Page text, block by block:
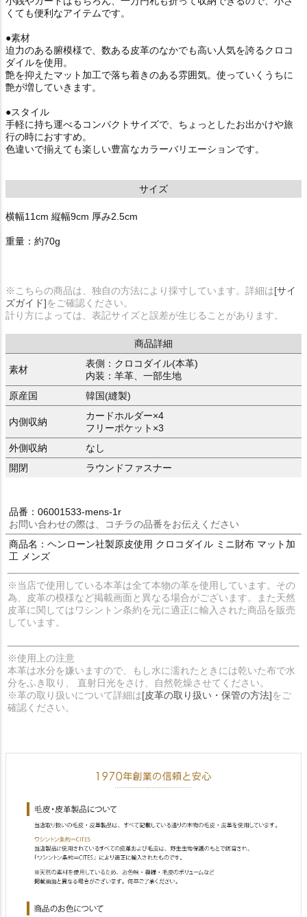
くても便利なアイテムです。
●素材
迫力のある腑模様で、数ある皮革のなかでも高い人気を誇るクロコ
ダイルを使用。
艶を抑えたマット加工で落ち着きのある雰囲気。使っていくうちに
艶が増していきます。
●スタイル
手軽に持ち運べるコンパクトサイズで、ちょっとしたお出かけや旅
行の時におすすめ。
色違いで揃えても楽しい豊富なカラーバリエーションです。
サイズ
横幅11cm 縦幅9cm 厚み2.5cm
重量：約70g
※こちらの商品は、独自の方法により採寸しています。詳細は[サイ
ズガイド]をご確認ください。
計り方によっては、表記サイズと誤差が生じることがあります。
商品詳細
素材
表側：クロコダイル(本革)
内装：羊革、一部生地
原産国
韓国(縫製)
内側収納
カードホルダー×4
フリーポケット×3
外側収納
なし
開閉
ラウンドファスナー
品番：06001533-mens-1r
お問い合わせの際は、コチラの品番をお伝えください
商品名：ヘンローン社製原皮使用 クロコダイル ミニ財布 マット加
工 メンズ
※当店で使用している本革は全て本物の革を使用しています。その
為、皮革の模様など掲載画面と異なる場合がございます。また天然
皮革に関してはワシントン条約を元に適正に輸入された商品を販売
しています。
※使用上の注意
本革は水分を嫌いますので、もし水に濡れたときには乾いた布で水
分をふき取り、 直射日光をさけ、自然乾燥させてください。
※革の取り扱いについて詳細は[皮革の取り扱い・保管の方法]をご
確認ください。